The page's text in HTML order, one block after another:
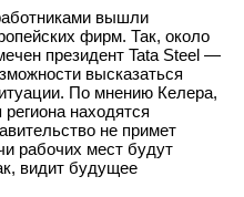
вышли
фирм. Так, около
президент Tata Steel —
высказаться
По мнению Келера,
находятся
не примет
рабочих мест будут
видит будущее